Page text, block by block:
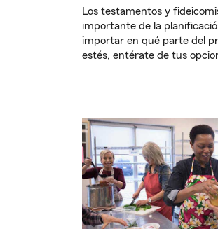
Los testamentos y
importante de la
importar en qué parte del
estés, entérate de tus